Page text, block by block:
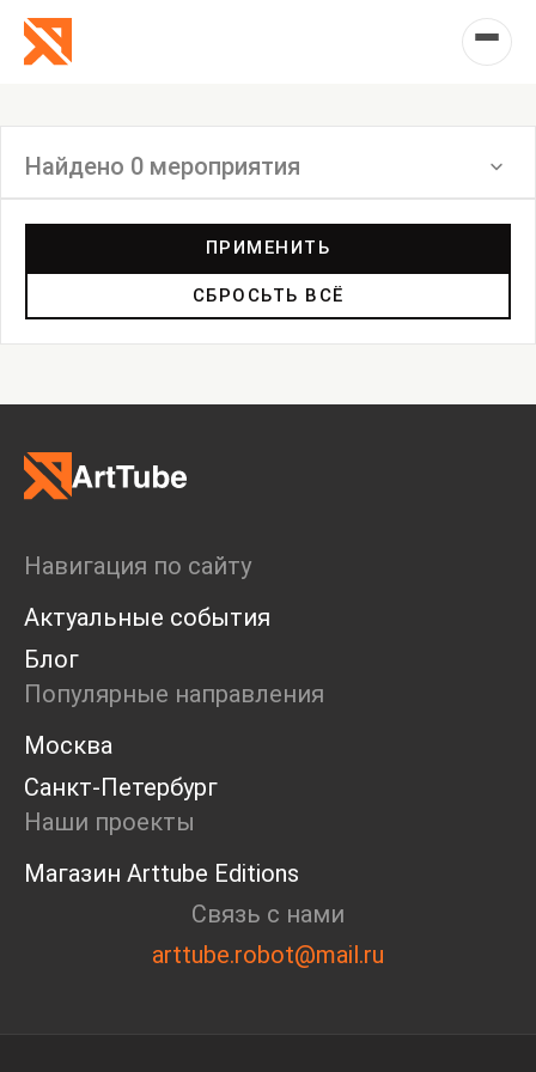
Найдено 0 мероприятия
Дискуссия
Пост-релиз
Пресс-конференция
Ярмарка
Open call
Экскурсия
Дискуссия
Cosmoscow 2024
Blazar 2024
Встречи
Круглый стол
ПРИМЕНИТЬ
СБРОСЬТЬ ВСЁ
Навигация по сайту
Актуальные события
Блог
Популярные направления
Москва
Санкт-Петербург
Наши проекты
Магазин Arttube Editions
Связь с нами
arttube.robot@mail.ru